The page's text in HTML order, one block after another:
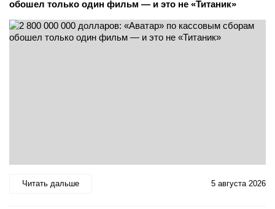
обошел только один фильм — и это не «Титаник»
Читать дальше 5 августа 2026